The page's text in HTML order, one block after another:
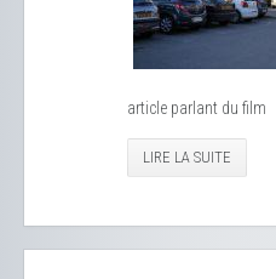
article parlant du film
LIRE LA SUITE